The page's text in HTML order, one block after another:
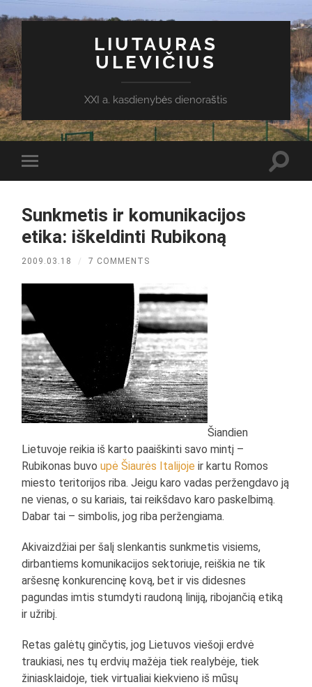
LIUTAURAS
ULEVIČIUS
XXI a. kasdienybės dienoraštis
Toggle
mobile
Sunkmetis ir komunikacijos
etika: iškeldinti Rubikoną
2009.03.18 / 7 COMMENTS
Šiandien
Lietuvoje reikia iš karto paaiškinti savo mintį –
Rubikonas buvoupė Šiaurės Italijoje ir kartu Romos
miesto teritorijos riba. Jeigu karo vadas peržengdavo ją
ne vienas, o su kariais, tai reikšdavo karo paskelbimą.
Dabar tai – simbolis, jog riba peržengiama.
Akivaizdžiai per šalį slenkantis sunkmetis visiems,
dirbantiems komunikacijos sektoriuje, reiškia ne tik
aršesnę konkurencinę kovą, bet ir vis didesnes
pagundas imtis stumdyti raudoną liniją, ribojančią etiką
ir užribį.
Retas galėtų ginčytis, jog Lietuvos viešoji erdvė
traukiasi, nes tų erdvių mažėja tiek realybėje, tiek
žiniasklaidoje, tiek virtualiai kiekvieno iš mūsų